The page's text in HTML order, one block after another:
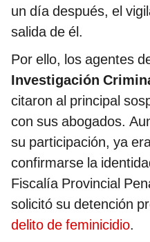
un día después, el
salida de él.
Por ello, los agentes
Investigación
citaron al principal
con sus abogados.
su participación, ya
confirmarse la
Fiscalía Provincial
solicitó su detención
delito de feminicidio.